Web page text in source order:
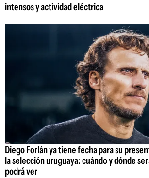
intensos y actividad eléctrica
Diego Forlán ya tiene fecha para su
la selección uruguaya: cuándo y dónde
podrá ver